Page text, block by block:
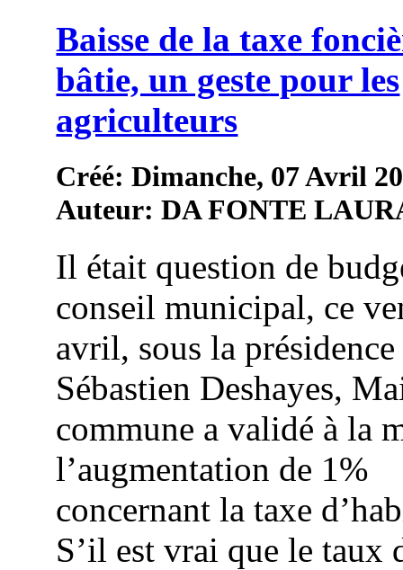
Baisse de la taxe
bâtie, un geste pour les
agriculteurs
Créé: Dimanche, 07 Avril
Auteur: DA FONTE
Il était question de
conseil municipal, ce
avril, sous la présidence
Sébastien Deshayes,
commune a validé à la
l’augmentation de 1%
concernant la taxe
S’il est vrai que le taux